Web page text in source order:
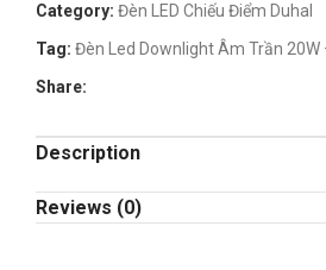
Category: Đèn LED Chiếu Điểm Duhal
Tag: Đèn Led Downlight Âm Trần 20W
Share:
Description
Reviews (0)